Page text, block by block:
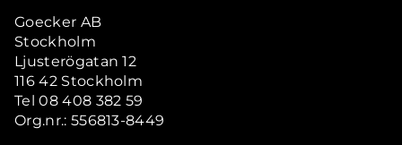
Goecker AB
Stockholm
Ljusterögatan 12
116 42 Stockholm
Tel 08 408 382 59
Org.nr.: 556813-8449